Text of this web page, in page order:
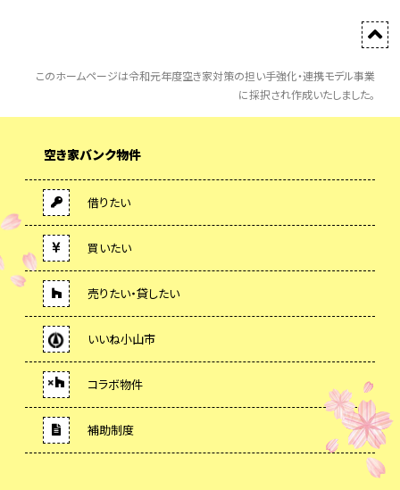
このホームページは令和元年度空き家対策の担い手強化・連携モデル事業
に採択され作成いたしました。
空き家バンク物件
借りたい
買いたい
売りたい・貸したい
いいね小山市
コラボ物件
補助制度